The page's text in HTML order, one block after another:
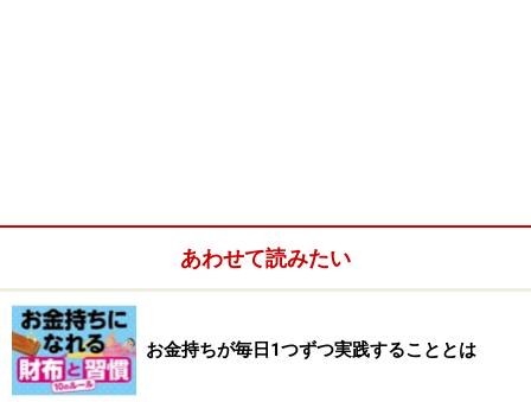
あわせて読みたい
お金持ちが毎日1つずつ実践することとは